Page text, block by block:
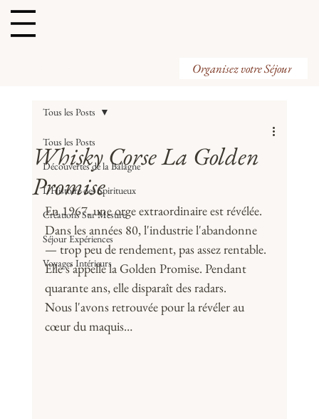
Organisez votre Séjour
Tous les Posts
Découvertes de la Balagne
L'Histoire des Spiritueux
Créations Sur Mesure
Séjour Expériences
Voyages Intérieurs
Tous les Posts
Whisky Corse La Golden
Promise
En 1967, une orge extraordinaire est révélée.
Dans les années 80, l'industrie l'abandonne
— trop peu de rendement, pas assez rentable.
Elle s'appelle la Golden Promise. Pendant
quarante ans, elle disparaît des radars.
Nous l'avons retrouvée pour la révéler au
cœur du maquis…